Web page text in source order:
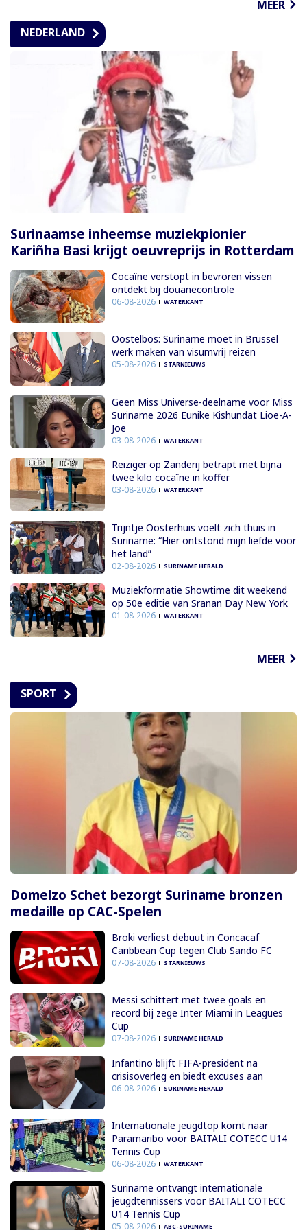
MEER
NEDERLAND
Surinaamse inheemse muziekpionier
Kariñha Basi krijgt oeuvreprijs in Rotterdam
Cocaïne verstopt in bevroren vissen
ontdekt bij douanecontrole
06-08-2026 WATERKANT
Oostelbos: Suriname moet in Brussel
werk maken van visumvrij reizen
05-08-2026 STARNIEUWS
Geen Miss Universe-deelname voor Miss
Suriname 2026 Eunike Kishundat Lioe-A-
Joe
03-08-2026 WATERKANT
Reiziger op Zanderij betrapt met bijna
twee kilo cocaïne in koffer
03-08-2026 WATERKANT
Trijntje Oosterhuis voelt zich thuis in
Suriname: “Hier ontstond mijn liefde voor
het land”
02-08-2026 SURINAME HERALD
Muziekformatie Showtime dit weekend
op 50e editie van Sranan Day New York
01-08-2026 WATERKANT
MEER
SPORT
Domelzo Schet bezorgt Suriname bronzen
medaille op CAC-Spelen
Broki verliest debuut in Concacaf
Caribbean Cup tegen Club Sando FC
07-08-2026 STARNIEUWS
Messi schittert met twee goals en
record bij zege Inter Miami in Leagues
Cup
07-08-2026 SURINAME HERALD
Infantino blijft FIFA-president na
crisisoverleg en biedt excuses aan
06-08-2026 SURINAME HERALD
Internationale jeugdtop komt naar
Paramaribo voor BAITALI COTECC U14
Tennis Cup
06-08-2026 WATERKANT
Suriname ontvangt internationale
jeugdtennissers voor BAITALI COTECC
U14 Tennis Cup
05-08-2026 ABC-SURINAME